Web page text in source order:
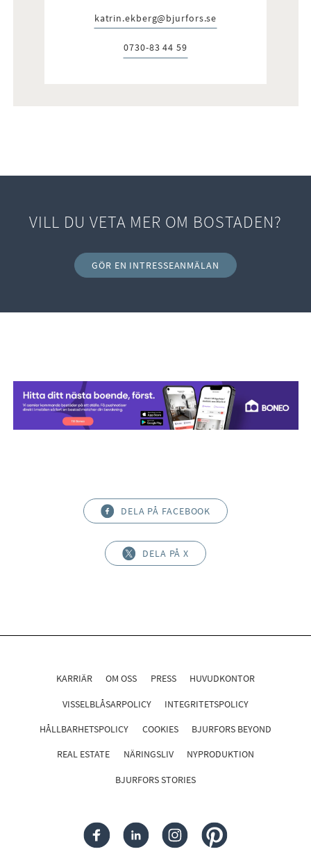
E-post:
katrin.ekberg@bjurfors.se
Telefon:
0730-83 44 59
VILL DU VETA MER OM BOSTADEN?
GÖR EN INTRESSEANMÄLAN
DELA PÅ FACEBOOK
DELA PÅ X
KARRIÄR OM OSS PRESS HUVUDKONTOR
VISSELBLÅSARPOLICY INTEGRITETSPOLICY
HÅLLBARHETSPOLICY COOKIES BJURFORS BEYOND
REAL ESTATE NÄRINGSLIV NYPRODUKTION
BJURFORS STORIES